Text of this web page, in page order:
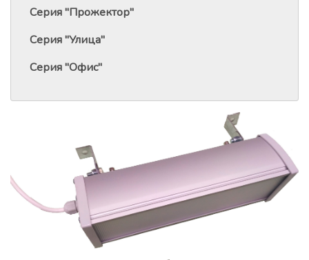
Серия "Прожектор"
Серия "Улица"
Серия "Офис"